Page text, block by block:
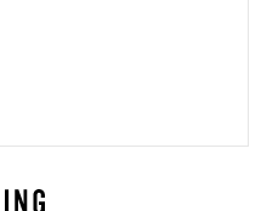
いて創業以来BMSGが掲げ
リスの世界的音楽総合メデ
新人アーティスト100組」
な話題を呼び、2ndシング
となるオリコン週間デジタ
2026』にて「最優秀ニ